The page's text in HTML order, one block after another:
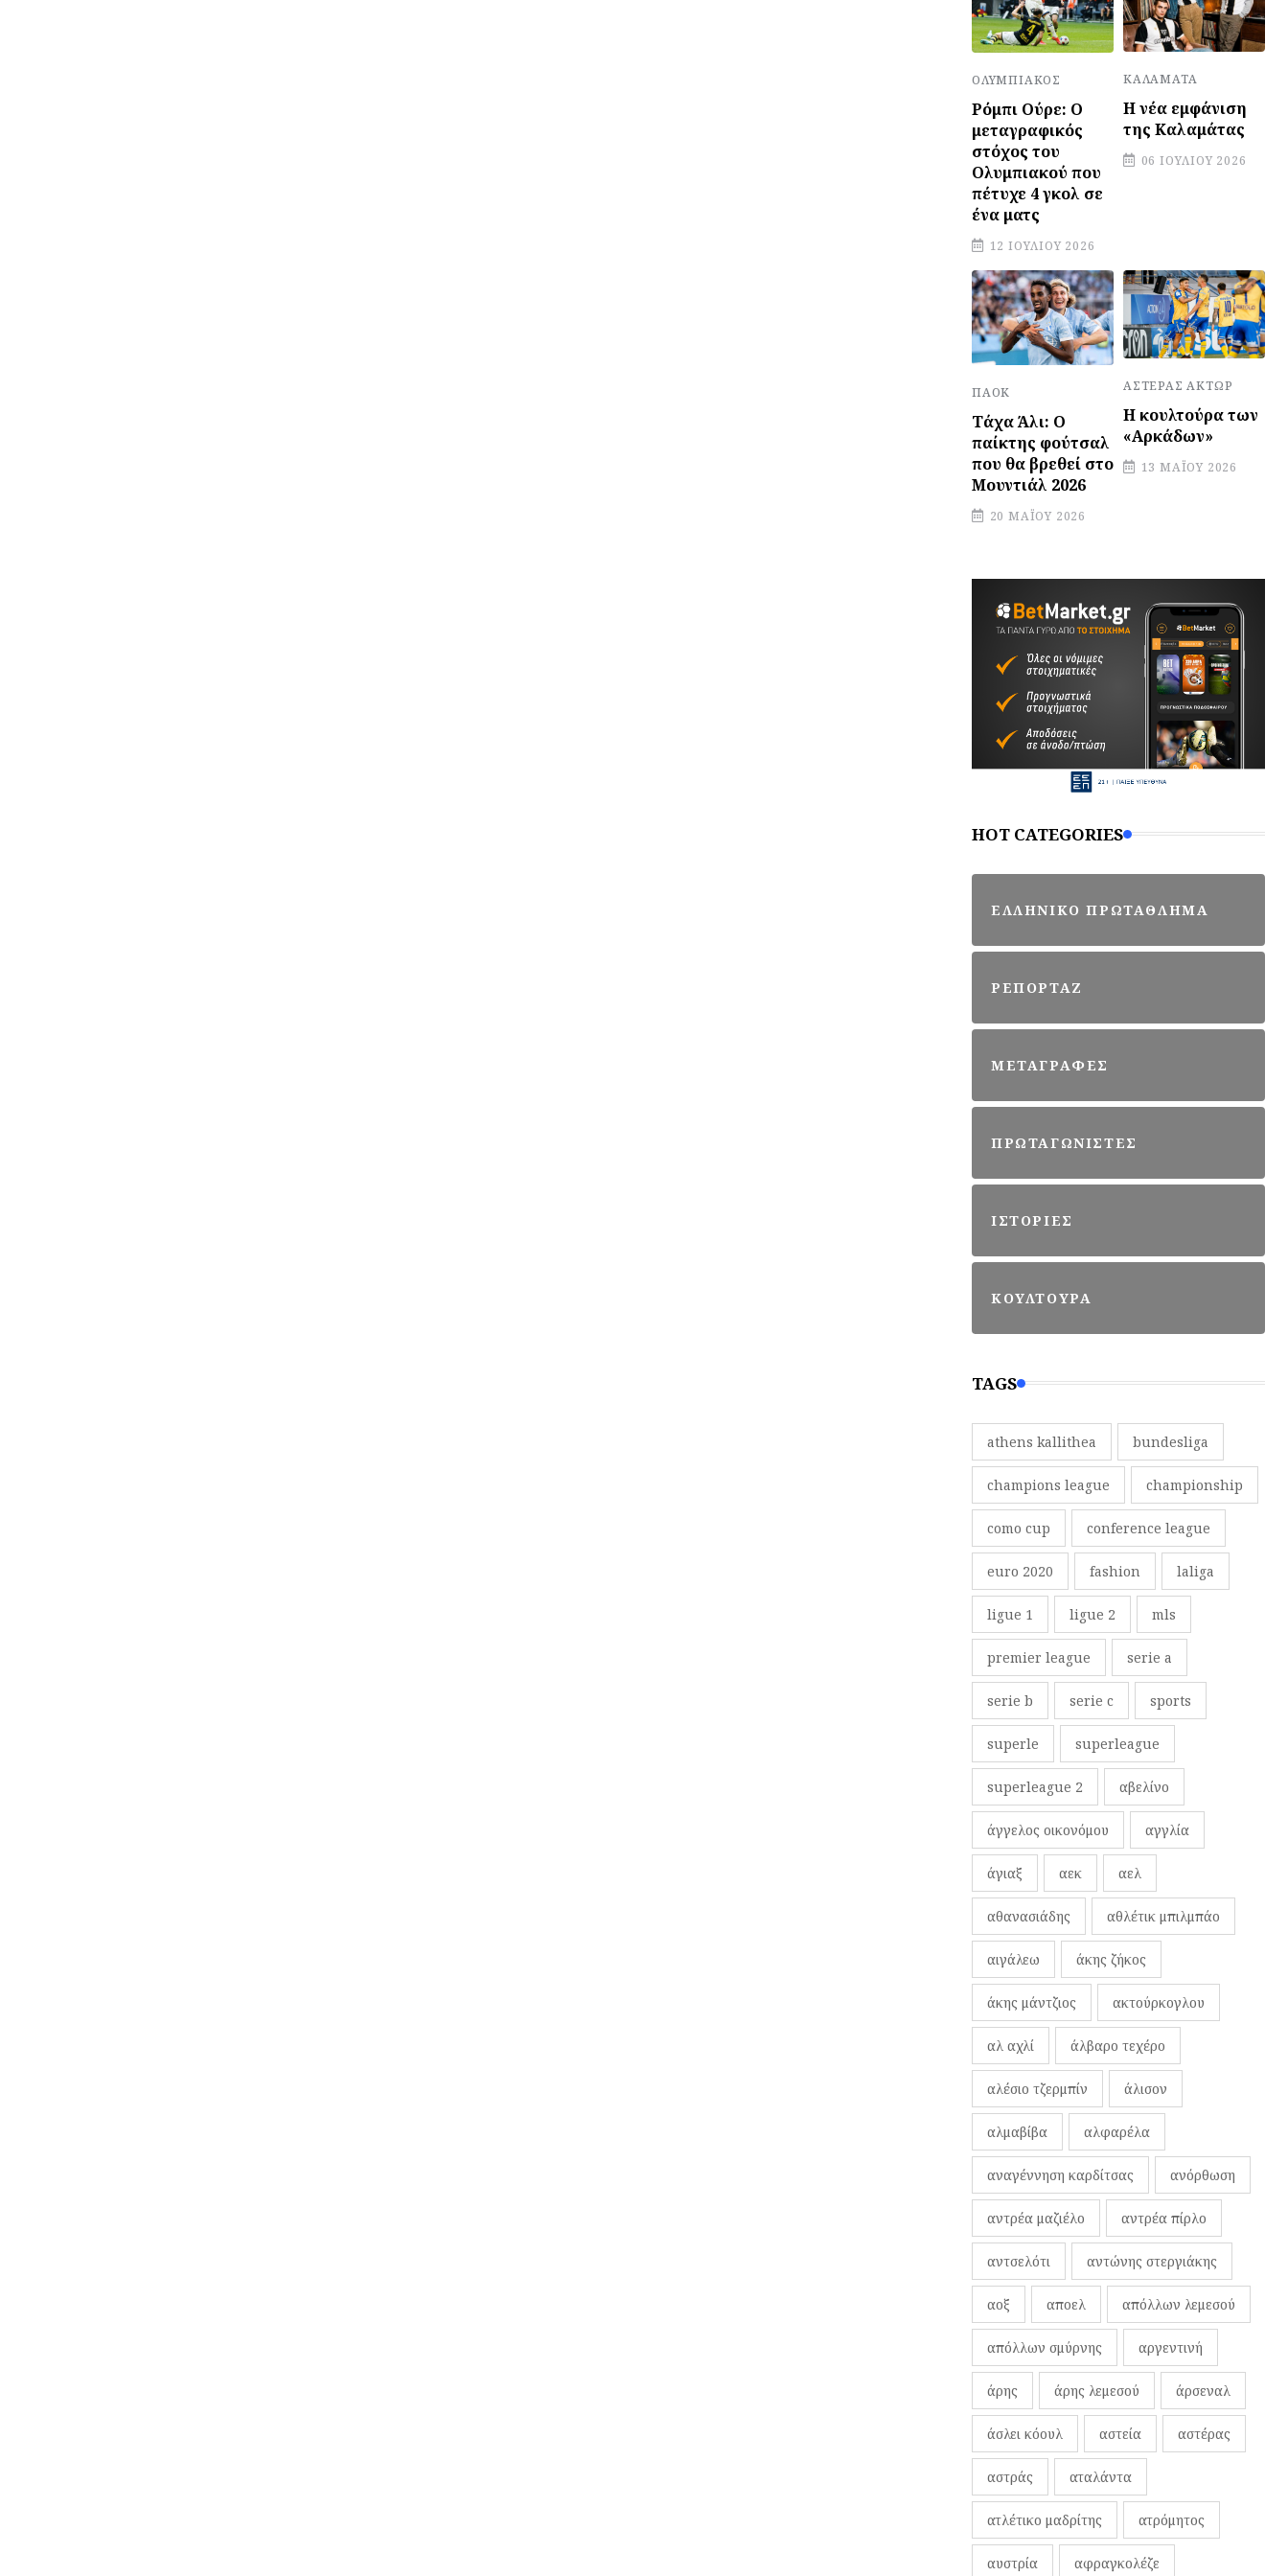
ΟΛΥΜΠΙΑΚΌΣ
Ρόμπι Ούρε: Ο
μεταγραφικός
στόχος του
Ολυμπιακού που
πέτυχε 4 γκολ σε
ένα ματς
12 ΙΟΥΛΊΟΥ 2026
ΚΑΛΑΜΆΤΑ
Η νέα εμφάνιση
της Καλαμάτας
06 ΙΟΥΛΊΟΥ 2026
ΠΑΟΚ
Τάχα Άλι: Ο
παίκτης φούτσαλ
που θα βρεθεί στο
Μουντιάλ 2026
20 ΜΑΪ́ΟΥ 2026
ΑΣΤΈΡΑΣ ΆΚΤΩΡ
Η κουλτούρα των
«Αρκάδων»
13 ΜΑΪ́ΟΥ 2026
HOT CATEGORIES
ΕΛΛΗΝΙΚΟ ΠΡΩΤΑΘΛΗΜΑ
ΡΕΠΟΡΤΑΖ
ΜΕΤΑΓΡΑΦΕΣ
ΠΡΩΤΑΓΩΝΙΣΤΕΣ
ΙΣΤΟΡΙΕΣ
ΚΟΥΛΤΟΥΡΑ
TAGS
athens kallithea bundesliga
champions league championship
como cup conference league
euro 2020 fashion laliga
ligue 1 ligue 2 mls
premier league serie a
serie b serie c sports
superle superleague
superleague 2 αβελίνο
άγγελος οικονόμου αγγλία
άγιαξ αεκ αελ
αθανασιάδης αθλέτικ μπιλμπάο
αιγάλεω άκης ζήκος
άκης μάντζιος ακτούρκογλου
αλ αχλί άλβαρο τεχέρο
αλέσιο τζερμπίν άλισον
αλμαβίβα αλφαρέλα
αναγέννηση καρδίτσας ανόρθωση
αντρέα μαζιέλο αντρέα πίρλο
αντσελότι αντώνης στεργιάκης
αοξ αποελ απόλλων λεμεσού
απόλλων σμύρνης αργεντινή
άρης άρης λεμεσού άρσεναλ
άσλει κόουλ αστεία αστέρας
αστράς αταλάντα
ατλέτικο μαδρίτης ατρόμητος
αυστρία αφραγκολέζε